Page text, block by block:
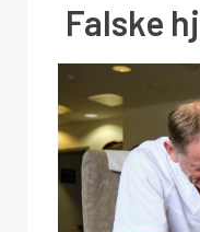
Falske